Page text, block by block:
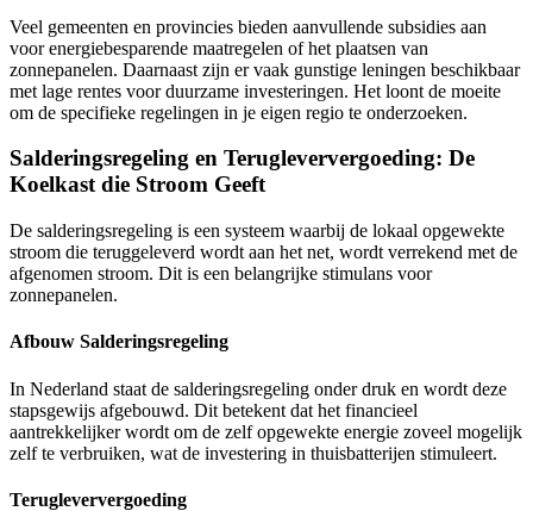
Veel gemeenten en provincies bieden aanvullende subsidies aan
voor energiebesparende maatregelen of het plaatsen van
zonnepanelen. Daarnaast zijn er vaak gunstige leningen beschikbaar
met lage rentes voor duurzame investeringen. Het loont de moeite
om de specifieke regelingen in je eigen regio te onderzoeken.
Salderingsregeling en Terugleververgoeding: De
Koelkast die Stroom Geeft
De salderingsregeling is een systeem waarbij de lokaal opgewekte
stroom die teruggeleverd wordt aan het net, wordt verrekend met de
afgenomen stroom. Dit is een belangrijke stimulans voor
zonnepanelen.
Afbouw Salderingsregeling
In Nederland staat de salderingsregeling onder druk en wordt deze
stapsgewijs afgebouwd. Dit betekent dat het financieel
aantrekkelijker wordt om de zelf opgewekte energie zoveel mogelijk
zelf te verbruiken, wat de investering in thuisbatterijen stimuleert.
Terugleververgoeding